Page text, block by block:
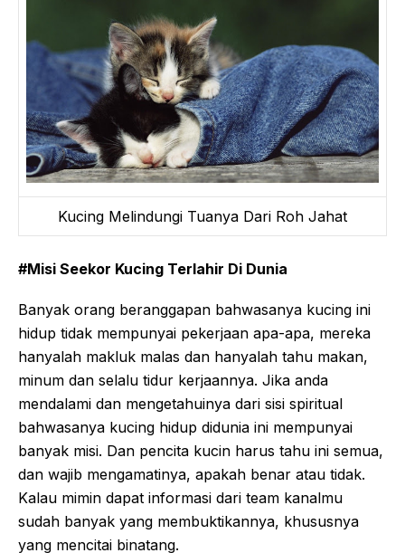
Kucing Melindungi Tuanya Dari Roh Jahat
#Misi Seekor Kucing Terlahir Di Dunia
Banyak orang beranggapan bahwasanya kucing ini
hidup tidak mempunyai pekerjaan apa-apa, mereka
hanyalah makluk malas dan hanyalah tahu makan,
minum dan selalu tidur kerjaannya. Jika anda
mendalami dan mengetahuinya dari sisi spiritual
bahwasanya kucing hidup didunia ini mempunyai
banyak misi. Dan pencita kucin harus tahu ini semua,
dan wajib mengamatinya, apakah benar atau tidak.
Kalau mimin dapat informasi dari team kanalmu
sudah banyak yang membuktikannya, khususnya
yang mencitai binatang.